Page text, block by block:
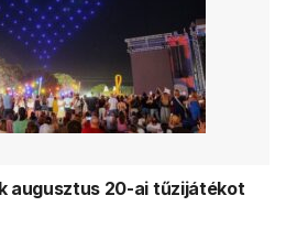
augusztus 20-ai tűzijátékot